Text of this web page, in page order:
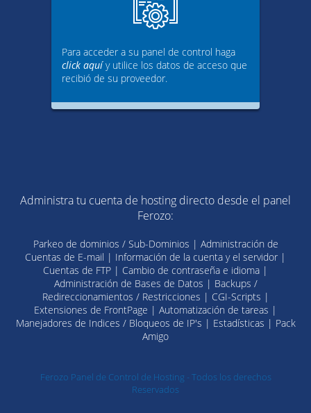
Para acceder a su panel de control haga
click aquíy utilice los datos de acceso que
recibió de su proveedor.
Administra tu cuenta de hosting directo desde el panel
Ferozo:
Parkeo de dominios / Sub-Dominios | Administración de
Cuentas de E-mail | Información de la cuenta y el servidor |
Cuentas de FTP | Cambio de contraseña e idioma |
Administración de Bases de Datos | Backups /
Redireccionamientos / Restricciones | CGI-Scripts |
Extensiones de FrontPage | Automatización de tareas |
Manejadores de Indices / Bloqueos de IP's | Estadísticas | Pack
Amigo
Ferozo Panel de Control de Hosting - Todos los derechos
Reservados